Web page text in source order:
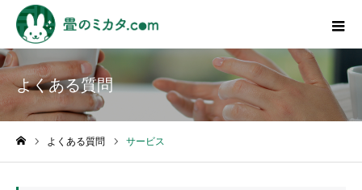
よくある質問
よくある質問 サービス